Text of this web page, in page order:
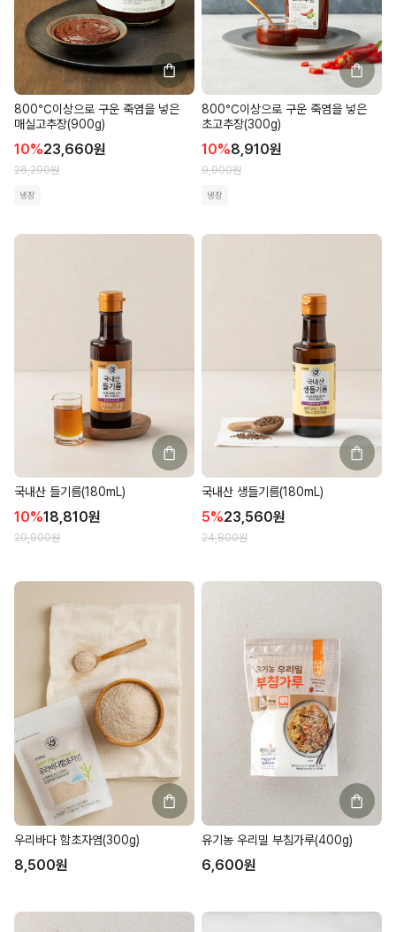
800℃이상으로 구운 죽염을 넣은
매실고추장(900g)
10%23,660원
26,290원
냉장
800℃이상으로 구운 죽염을 넣은
초고추장(300g)
10%8,910원
9,900원
냉장
국내산 들기름(180mL)
10%18,810원
20,900원
국내산 생들기름(180mL)
5%23,560원
24,800원
우리바다 함초자염(300g)
8,500원
유기농 우리밀 부침가루(400g)
6,600원